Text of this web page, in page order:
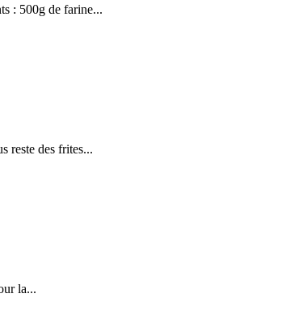
: 500g de farine...
reste des frites...
la...